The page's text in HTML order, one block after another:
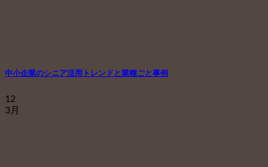
中小企業のシニア活用トレンドと業種ごと事例
12
3月